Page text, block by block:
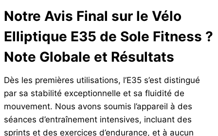
Notre Avis Final sur le Vélo
Elliptique E35 de Sole Fitness ?
Note Globale et Résultats
Dès les premières utilisations, l’E35 s’est distingué
par sa stabilité exceptionnelle et sa fluidité de
mouvement. Nous avons soumis l’appareil à des
séances d’entraînement intensives, incluant des
sprints et des exercices d’endurance, et à aucun